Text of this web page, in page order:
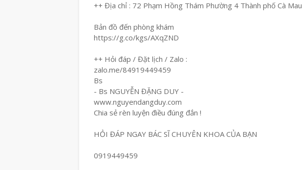
++ Địa chỉ : 72 Phạm Hồng Thám Phường 4 Thành phố Cà Mau
Bản đồ đến phòng khám
https://g.co/kgs/AXqZND
++ Hỏi đáp / Đặt lịch / Zalo :
zalo.me/84919449459
Bs
- Bs NGUYỄN ĐẶNG DUY -
www.nguyendangduy.com
Chia sẻ rèn luyện điều đúng đắn !
HỎI ĐÁP NGAY BÁC SĨ CHUYÊN KHOA CỦA BẠN
0919449459